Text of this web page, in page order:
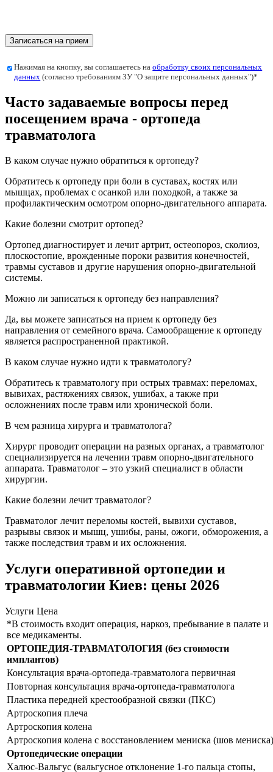
Нажимая на кнопку, вы соглашаетесь наобработку своих персональных
данных (согласно требованиям ЗУ "О защите персональных данных")*
Часто задаваемые вопросы перед
посещением врача - ортопеда
травматолога
В каком случае нужно обратиться к ортопеду?
Обратитесь к ортопеду при боли в суставах, костях или
мышцах, проблемах с осанкой или походкой, а также за
профилактическим осмотром опорно-двигательного аппарата.
Какие болезни смотрит ортопед?
Ортопед диагностирует и лечит артрит, остеопороз, сколиоз,
плоскостопие, врожденные пороки развития конечностей,
травмы суставов и другие нарушения опорно-двигательной
системы.
Можно ли записаться к ортопеду без направления?
Да, вы можете записаться на прием к ортопеду без
направления от семейного врача. Самообращение к ортопеду
является распространенной практикой.
В каком случае нужно идти к травматологу?
Обратитесь к травматологу при острых травмах: переломах,
вывихах, растяжениях связок, ушибах, а также при
осложнениях после травм или хронической боли.
В чем разница хирурга и травматолога?
Хирург проводит операции на разных органах, а травматолог
специализируется на лечении травм опорно-двигательного
аппарата. Травматолог – это узкий специалист в области
хирургии.
Какие болезни лечит травматолог?
Травматолог лечит переломы костей, вывихи суставов,
разрывы связок и мышц, ушибы, раны, ожоги, обморожения, а
также последствия травм и их осложнения.
Услуги оперативной ортопедии и
травматологии Киев: цены 2026
Услуги Цена
*В стоимость входит операция, наркоз, пребывание в палате и
все медикаменты.
ОРТОПЕДИЯ-ТРАВМАТОЛОГИЯ (без стоимости
имплантов)
Консультация врача-ортопеда-травматолога первичная
Повторная консультация врача-ортопеда-травматолога
Пластика передней крестообразной связки (ПКС)
Артроскопия плеча
Артроскопия колена
Артроскопия колена с восстановлением мениска (шов мениска)
Ортопедические операции
Халюс-Вальгус (вальгусное отклонение 1-го пальца стопы,